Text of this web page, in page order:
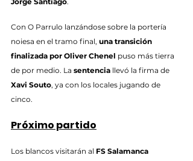
Con O Parrulo lanzándose sobre la portería
noiesa en el tramo final, una transición
finalizada por Oliver Chenel puso más tierra
de por medio. La sentencia llevó la firma de
Xavi Souto, ya con los locales jugando de
cinco.
Próximo partido
Los blancos visitarán al FS Salamanca